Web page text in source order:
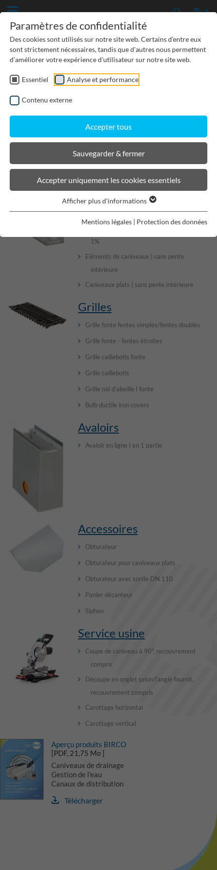
TP-GÉNIE CIVIL
PROTECTION DES EAUX SOUTERRAINES
URBANISME, PAYSAGISME
BIRCOsir Petites dimensions
Caniveaux
1%
Eléments de caniveaux | sans pente
intérieure
Caniveaux plats | sans pente intérieure
Grilles
Grille fonte fentes simples/fentes doubles
Grille fonte - fentes étroites
Grille caillebotis fonte
Grille caillebotis
Grille nid d'abeille I fonte
Bulb ductile iron covers
Avaloirs
Avaloir en ligne I en 1 partie
Accessoires
Obturateur
Obturateur pour caniveaux plats
Obturateur avec sortie DN 110
Panier décanteur
Siphon
Service usine
Coupe de caniveau à 90°, recouvrement
compris
Découpe en onglet selon l'angle fournit,
recouvrement compris
Carottage horizontal
Carottage vertical
Aperçu produits BIRCO
[PDF, 21,75 Mo ]
Caniveaux de drainage
Gestion de l'eau
Canaux de distribution
Télécharger
Paramètres de confidentialité
Des cookies sont utilisés sur notre site web. Certains d'entre eux
sont strictement nécessaires, tandis que d'autres nous permettent
d'améliorer votre expérience d'utilisateur sur notre site web.
Essentiel Analyse et performance
Contenu externe
Accepter tous
Sauvegarder & fermer
Accepter uniquement les cookies essentiels
Afficher plus d'informations
Mentions légales | Protection des données